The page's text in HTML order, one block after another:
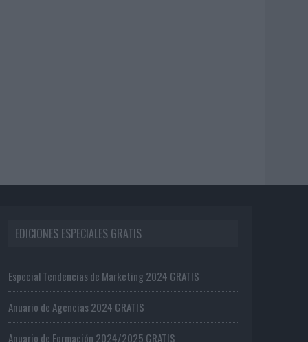
EDICIONES ESPECIALES GRATIS
Especial Tendencias de Marketing 2024 GRATIS
Anuario de Agencias 2024 GRATIS
Anuario de Formación 2024/2025 GRATIS